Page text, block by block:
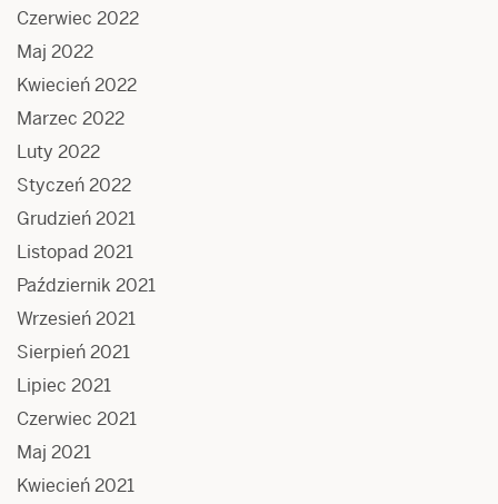
Czerwiec 2022
Maj 2022
Kwiecień 2022
Marzec 2022
Luty 2022
Styczeń 2022
Grudzień 2021
Listopad 2021
Październik 2021
Wrzesień 2021
Sierpień 2021
Lipiec 2021
Czerwiec 2021
Maj 2021
Kwiecień 2021